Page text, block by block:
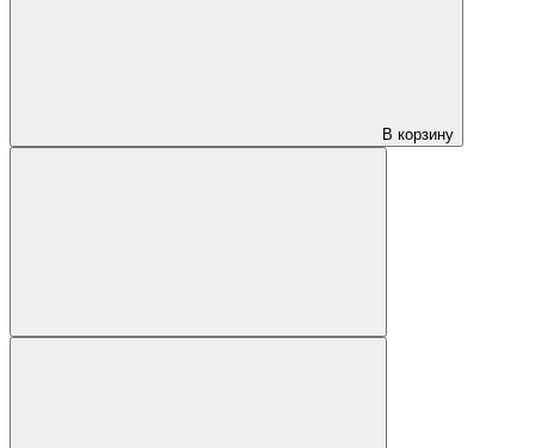
В корзину